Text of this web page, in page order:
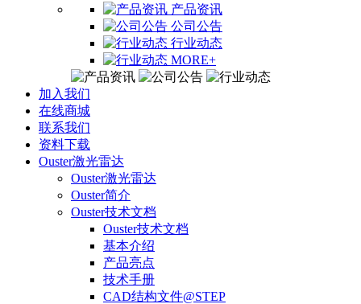
产品资讯
公司公告
行业动态
MORE+
加入我们
在线商城
联系我们
资料下载
Ouster激光雷达
Ouster激光雷达
Ouster简介
Ouster技术文档
Ouster技术文档
基本介绍
产品亮点
技术手册
CAD结构文件@STEP